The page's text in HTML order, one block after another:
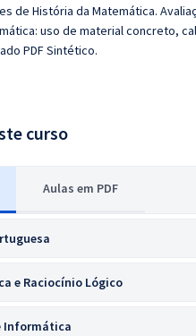
de História da Matemática.
uso de material concreto,
PDF Sintético.
curso
Aulas em PDF
e Raciocínio Lógico
Informática